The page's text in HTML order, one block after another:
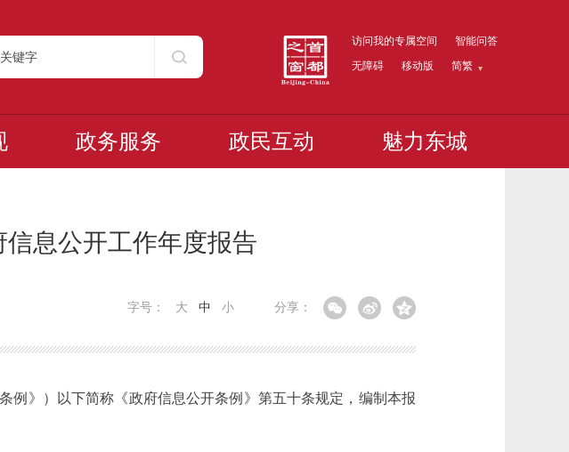
访问我的专属空间
智能问答
无障碍
移动版 简繁
政务服务 政民互动 魅力东城
息公开工作年度报告
分享：
字号： 大 中 小
》）以下简称《政府信息公开条例》第五十条规定，编制本报